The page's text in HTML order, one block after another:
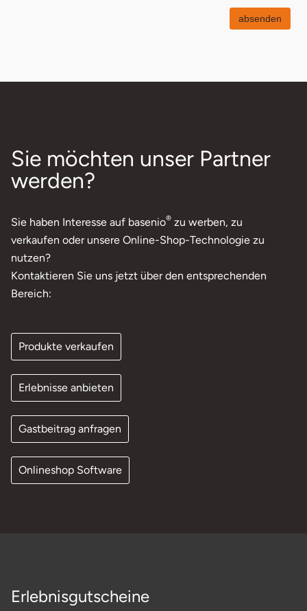
absenden
Sie möchten unser Partner
werden?
Sie haben Interesse auf basenio® zu werben, zu
verkaufen oder unsere Online-Shop-Technologie zu
nutzen?
Kontaktieren Sie uns jetzt über den entsprechenden
Bereich:
Produkte verkaufen
Erlebnisse anbieten
Gastbeitrag anfragen
Onlineshop Software
Erlebnisgutscheine